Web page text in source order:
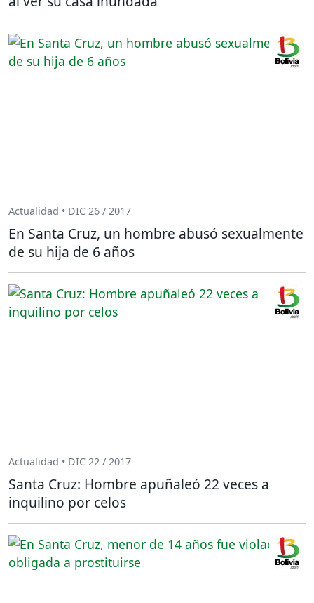
Actualidad • DIC 26 / 2017
En Santa Cruz, un hombre abusó sexualmente
de su hija de 6 años
Actualidad • DIC 22 / 2017
Santa Cruz: Hombre apuñaleó 22 veces a
inquilino por celos